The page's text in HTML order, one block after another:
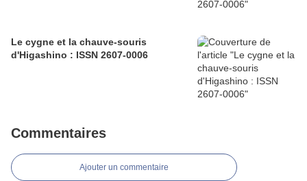
Le cygne et la chauve-souris
d'Higashino : ISSN 2607-0006
Commentaires
Ajouter un commentaire